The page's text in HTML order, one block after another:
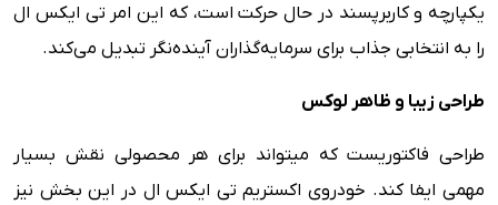
یکپارچه و کاربرپسند در حال حرکت است، که این امر تی ایکس ال
را به انتخابی جذاب برای سرمایه‌گذاران آینده‌نگر تبدیل می‌کند.
طراحی زیبا و ظاهر لوکس
طراحی فاکتوریست که میتواند برای هر محصولی نقش بسیار
مهمی ایفا کند. خودروی اکستریم تی ایکس ال در این بخش نیز